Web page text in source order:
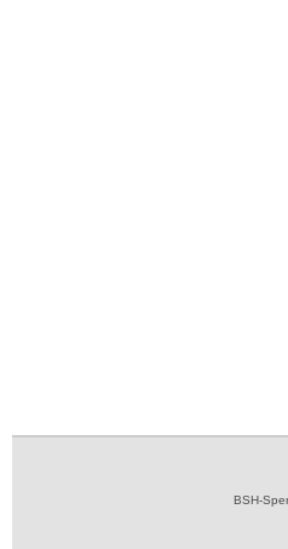
BSH-